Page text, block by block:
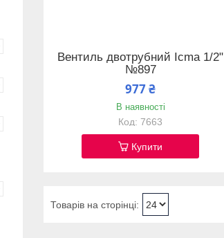
Вентиль двотрубний Icma 1/2"
№897
977 ₴
В наявності
7663
Купити